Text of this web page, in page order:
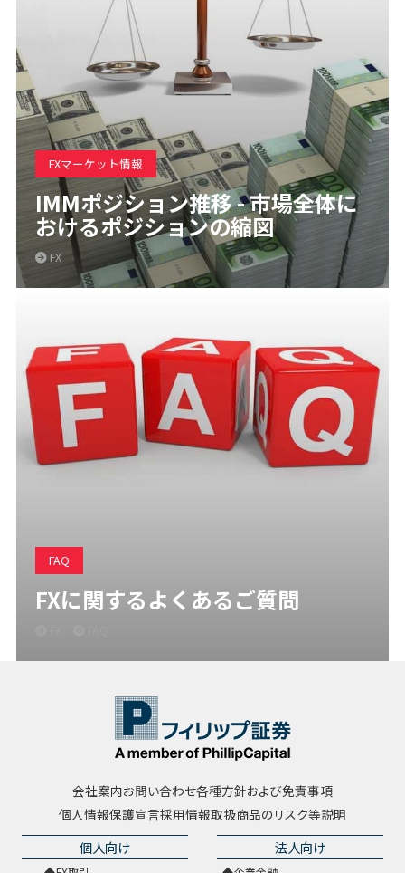
FXマーケット情報
IMMポジション推移 - 市場全体に
おけるポジションの縮図
FX
FAQ
FXに関するよくあるご質問
会社案内お問い合わせ各種方針および免責事項
個人情報保護宣言採用情報取扱商品のリスク等説明
個人向け 法人向け